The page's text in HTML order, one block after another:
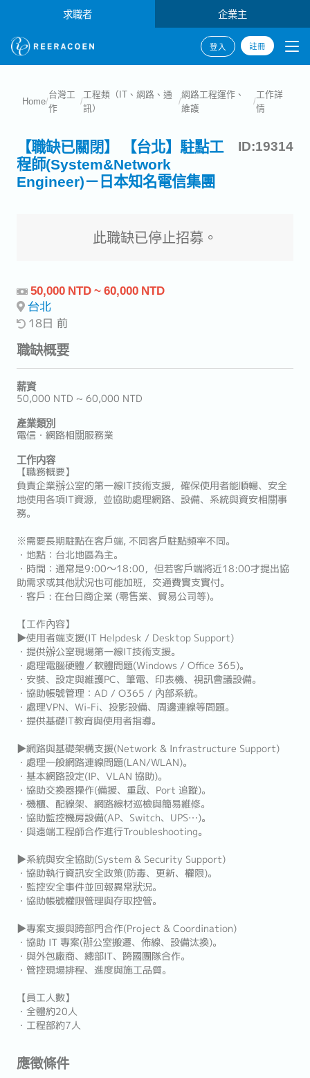
求職者 企業主
登入 註冊
Home/
台灣工
作
/
工程類（IT、網路、通
訊）
/
網路工程運作、
維護
/
工作詳
情
【職缺已關閉】 【台北】駐點工
程師(System&Network
Engineer)－日本知名電信集團
ID:19314
此職缺已停止招募。
50,000 NTD ~ 60,000 NTD
台北
18日 前
職缺概要
薪資
50,000 NTD ~ 60,000 NTD
產業類別
電信・網路相關服務業
工作内容
【職務概要】
負責企業辦公室的第一線IT技術支援，確保使用者能順暢、安全
地使用各項IT資源，並協助處理網路、設備、系統與資安相關事
務。
※需要長期駐點在客戶端, 不同客戶駐點頻率不同。
・地點：台北地區為主。
・時間：通常是9:00～18:00，但若客戶端將近18:00才提出協
助需求或其他狀況也可能加班，交通費實支實付。
・客戶 : 在台日商企業 (零售業、貿易公司等)。
【工作內容】
▶使用者端支援(IT Helpdesk / Desktop Support)
・提供辦公室現場第一線IT技術支援。
・處理電腦硬體／軟體問題(Windows / Office 365)。
・安裝、設定與維護PC、筆電、印表機、視訊會議設備。
・協助帳號管理：AD / O365 / 內部系統。
・處理VPN、Wi-Fi、投影設備、周邊連線等問題。
・提供基礎IT教育與使用者指導。
▶網路與基礎架構支援(Network & Infrastructure Support)
・處理一般網路連線問題(LAN/WLAN)。
・基本網路設定(IP、VLAN 協助)。
・協助交換器操作(備援、重啟、Port 追蹤)。
・機櫃、配線架、網路線材巡檢與簡易維修。
・協助監控機房設備(AP、Switch、UPS…)。
・與遠端工程師合作進行Troubleshooting。
▶系統與安全協助(System & Security Support)
・協助執行資訊安全政策(防毒、更新、權限)。
・監控安全事件並回報異常狀況。
・協助帳號權限管理與存取控管。
▶專案支援與跨部門合作(Project & Coordination)
・協助 IT 專案(辦公室搬遷、佈線、設備汰換)。
・與外包廠商、總部IT、跨國團隊合作。
・管控現場排程、進度與施工品質。
【員工人數】
・全體約20人
・工程部約7人
應徵條件